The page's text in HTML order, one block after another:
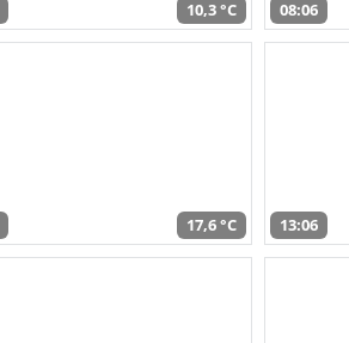
10,3 °C 08:06
17,6 °C 13:06